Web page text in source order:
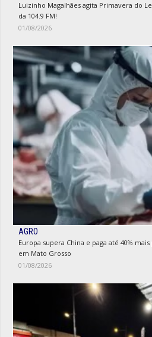
Luizinho Magalhães agita Primavera do
da 104.9 FM!
01/08/2026
AGRO
Europa supera China e paga até 40%
em Mato Grosso
01/08/2026